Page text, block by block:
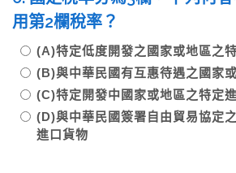
用第2欄稅率？
(A)特定低度開發之國家或地區之
(B)與中華民國有互惠待遇之國家
(C)特定開發中國家或地區之特定
(D)與中華民國簽署自由貿易協定
進口貨物